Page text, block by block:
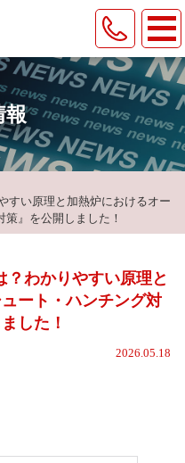
報 採用情報
サイトマップ
報
すい原理と加熱炉におけるオー
』を公開しました！
わかりやすい原理と
ート・ハンチング対
した！
2026.05.18